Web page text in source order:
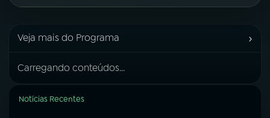
Veja mais do Programa ›
Carregando conteúdos...
Notícias Recentes